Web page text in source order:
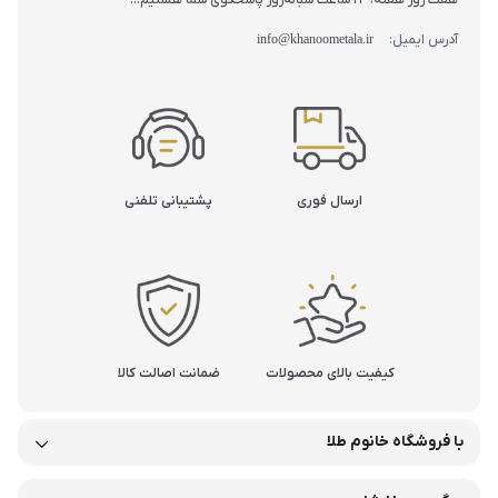
آدرس ایمیل: info@khanoometala.ir
ارسال فوری پشتیبانی تلفنی
کیفیت بالای محصولات ضمانت اصالت کالا
با فروشگاه خانوم طلا